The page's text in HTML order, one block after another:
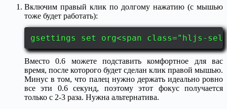
Включим правый клик по долгому нажатию (с мышью
тоже будет работать):
gsettings set org<span class="hljs-
Вместо 0.6 можете подставить комфортное для вас
время, после которого будет сделан клик правой мышью.
Минус в том, что палец нужно держать идеально ровно
все эти 0.6 секунд, поэтому этот фокус получается
только с 2-3 раза. Нужна альтернатива.